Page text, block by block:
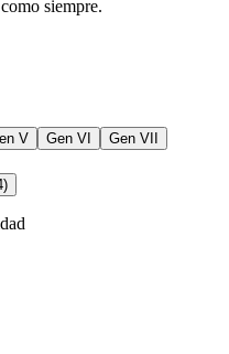
siempre.
V Gen VI
Gen VII